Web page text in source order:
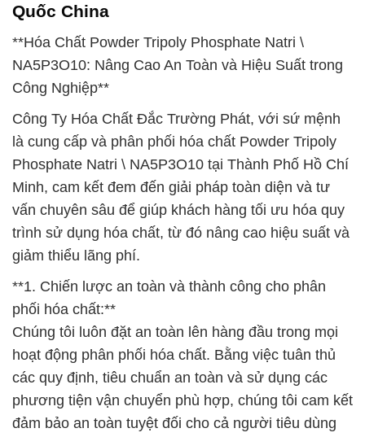
Quốc China
**Hóa Chất Powder Tripoly Phosphate Natri \
NA5P3O10: Nâng Cao An Toàn và Hiệu Suất trong
Công Nghiệp**
Công Ty Hóa Chất Đắc Trường Phát, với sứ mệnh
là cung cấp và phân phối hóa chất Powder Tripoly
Phosphate Natri \ NA5P3O10 tại Thành Phố Hồ Chí
Minh, cam kết đem đến giải pháp toàn diện và tư
vấn chuyên sâu để giúp khách hàng tối ưu hóa quy
trình sử dụng hóa chất, từ đó nâng cao hiệu suất và
giảm thiểu lãng phí.
**1. Chiến lược an toàn và thành công cho phân
phối hóa chất:**
Chúng tôi luôn đặt an toàn lên hàng đầu trong mọi
hoạt động phân phối hóa chất. Bằng việc tuân thủ
các quy định, tiêu chuẩn an toàn và sử dụng các
phương tiện vận chuyển phù hợp, chúng tôi cam kết
đảm bảo an toàn tuyệt đối cho cả người tiêu dùng